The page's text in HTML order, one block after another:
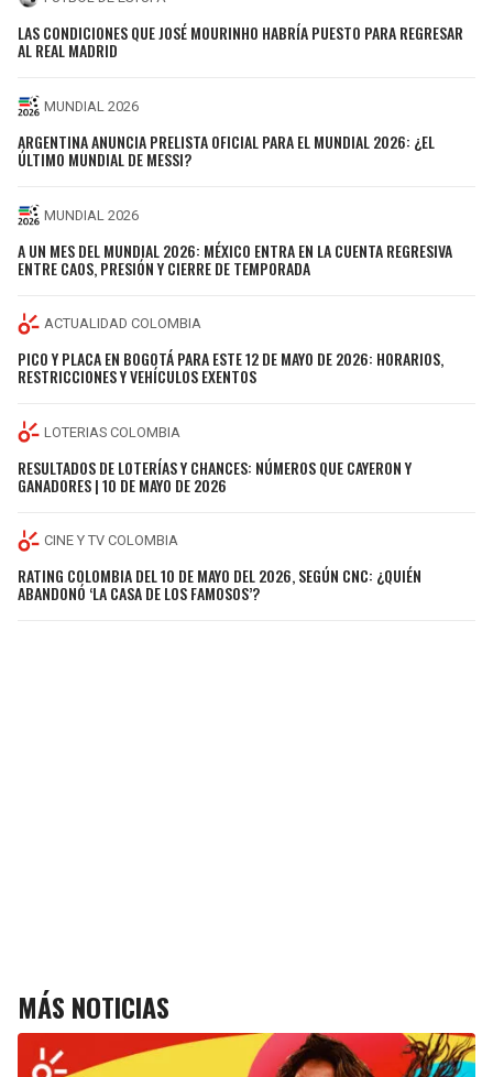
LAS CONDICIONES QUE JOSÉ MOURINHO HABRÍA PUESTO PARA REGRESAR
AL REAL MADRID
MUNDIAL 2026
ARGENTINA ANUNCIA PRELISTA OFICIAL PARA EL MUNDIAL 2026: ¿EL
ÚLTIMO MUNDIAL DE MESSI?
MUNDIAL 2026
A UN MES DEL MUNDIAL 2026: MÉXICO ENTRA EN LA CUENTA REGRESIVA
ENTRE CAOS, PRESIÓN Y CIERRE DE TEMPORADA
ACTUALIDAD COLOMBIA
PICO Y PLACA EN BOGOTÁ PARA ESTE 12 DE MAYO DE 2026: HORARIOS,
RESTRICCIONES Y VEHÍCULOS EXENTOS
LOTERIAS COLOMBIA
RESULTADOS DE LOTERÍAS Y CHANCES: NÚMEROS QUE CAYERON Y
GANADORES | 10 DE MAYO DE 2026
CINE Y TV COLOMBIA
RATING COLOMBIA DEL 10 DE MAYO DEL 2026, SEGÚN CNC: ¿QUIÉN
ABANDONÓ ‘LA CASA DE LOS FAMOSOS’?
MÁS NOTICIAS